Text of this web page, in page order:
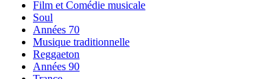
Film et Comédie musicale
Soul
Années 70
Musique traditionnelle
Reggaeton
Années 90